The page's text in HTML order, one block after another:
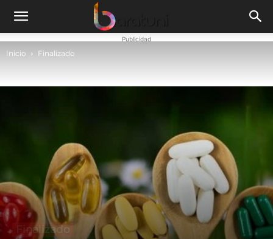
Publicidad
Inicio Finalizado
Finalizado